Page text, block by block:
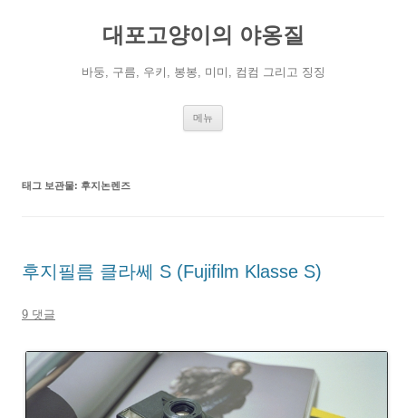
대포고양이의 야옹질
바둥, 구름, 우키, 봉봉, 미미, 컴컴 그리고 징징
메뉴
태그 보관물: 후지논렌즈
후지필름 클라쎄 S (Fujifilm Klasse S)
9 댓글